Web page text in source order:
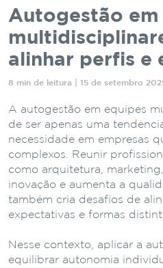
Autogestão em
alinhar perfis e
8 min de leitura | 15 de setembro
A autogestão em equipes
de ser apenas uma
necessidade em empresas
complexos. Reunir
como arquitetura,
inovação e aumenta a
também cria desafios de
expectativas e formas
Nesse contexto, aplicar a
equilibrar autonomia